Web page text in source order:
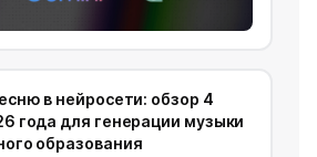
в нейросети: обзор 4
года для генерации музыки
образования